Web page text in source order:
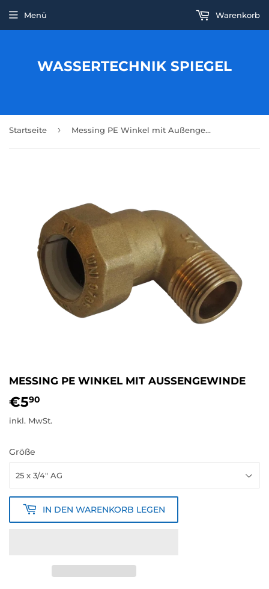
WASSERTECHNIK SPIEGEL
Menü Warenkorb
Startseite › Messing PE Winkel mit Außengewinde
MESSING PE WINKEL MIT AUSSENGEWINDE
€590
inkl. MwSt.
Größe
IN DEN WARENKORB LEGEN